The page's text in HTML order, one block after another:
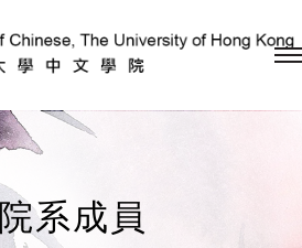
跳到內容（按回車鍵）
院系成員